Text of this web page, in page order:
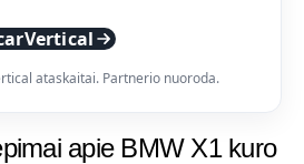
ataskaitai. Partnerio nuoroda.
apie BMW X1 kuro